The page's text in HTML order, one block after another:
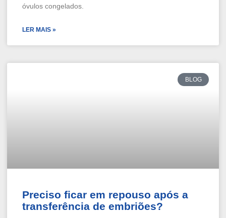
óvulos congelados.
LER MAIS »
BLOG
Preciso ficar em repouso após a
transferência de embriões?